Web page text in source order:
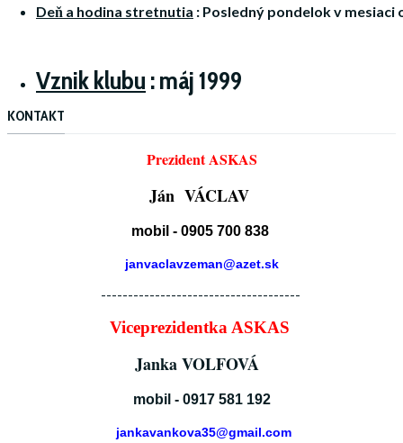
Deň a hodina stretnutia : Posledný pondelok v mesiaci
Vznik klubu :máj 1999
KONTAKT
Prezident ASKAS
Ján VÁCLAV
mobil - 0905 700 838
janvaclavzeman@azet.sk
-------------------------------------
Viceprezidentka ASKAS
Janka VOLFOVÁ
mobil - 0917 581 192
jankavankova35@gmail.com